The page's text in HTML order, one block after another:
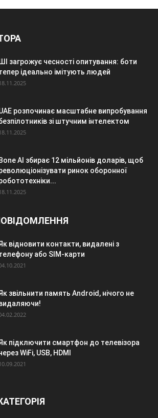
ШІ загрожує чесності опитування: боти
ідеально імітують людей
розпочинає масштабне випробування
зі штучним інтелектом
Bone AI збирає 12 мільйонів доларів, щоб
ринок оборонної
відновити контакти, видалені з
або SIM-карти
звільнити память Android, нічого не
підключити смартфон до телевізора
WiFi, USB, HDMI